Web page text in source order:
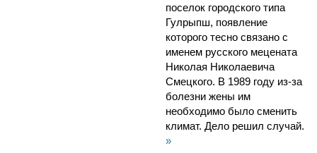
поселок городского типа
Гулрыпш, появление
которого тесно связано с
именем русского мецената
Николая Николаевича
Смецкого. В 1989 году из-за
болезни жены им
необходимо было сменить
климат. Дело решил случай.
»